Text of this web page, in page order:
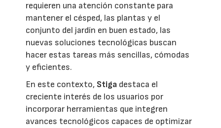
requieren una atención constante para
mantener el césped, las plantas y el
conjunto del jardín en buen estado, las
nuevas soluciones tecnológicas buscan
hacer estas tareas más sencillas, cómodas
y eficientes.
En este contexto, Stiga destaca el
creciente interés de los usuarios por
incorporar herramientas que integren
avances tecnológicos capaces de optimizar